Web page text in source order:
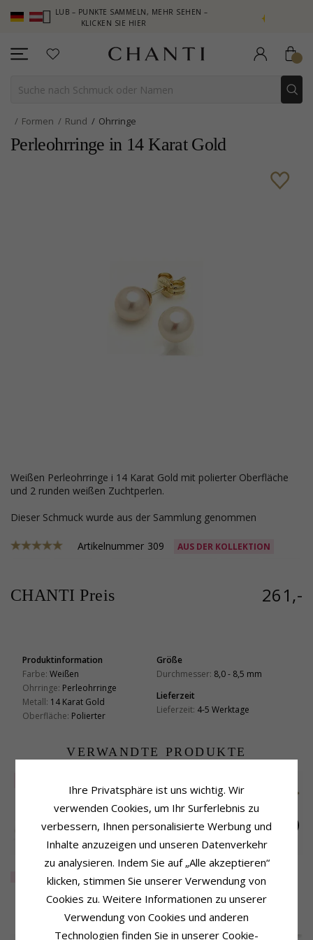
CLUB – PUNKTE SAMMELN, MEHR SEHEN –
KLICKEN SIE HIER
NEW COLLECTION |
Formen Rund Ohrringe
Perleohrringe in 14 Karat Gold
weißen Perleohrringe i 14 Karat Gold mit polierter Oberfläche
und 2 runden weißen Zuchtperlen.
Dieser Schmuck wurde aus der Sammlung genommen
Artikelnummer 309 AUS DER KOLLEKTION
CHANTI Preis 261,-
Produktinformation
Farbe: Weißen
Ohrringe: Perleohrringe
Metall: 14 Karat Gold
Oberfläche: Polierter
Größe
Durchmesser: 8,0 - 8,5 mm
Lieferzeit
Lieferzeit: 4-5 Werktage
VERWANDTE PRODUKTE
5 mm altrosa
Perleohrringe in 14
Karat Gold
EXTRA262,-
6 mm Silber weiß
Karat Gold
EXTRA 229,-
5,5 mm altrosa
Perleohrringe in 14
Karat Gold
CHANTI Preis
KUNDEN KAUFTEN AUCH
Ihre Privatsphäre ist uns wichtig. Wir
verwenden Cookies, um Ihr Surferlebnis zu
verbessern, Ihnen personalisierte Werbung und
Inhalte anzuzeigen und unseren Datenverkehr
zu analysieren. Indem Sie auf „Alle akzeptieren“
klicken, stimmen Sie unserer Verwendung von
Cookies zu. Weitere Informationen zu unserer
Verwendung von Cookies und anderen
Technologien finden Sie in unserer Cookie-